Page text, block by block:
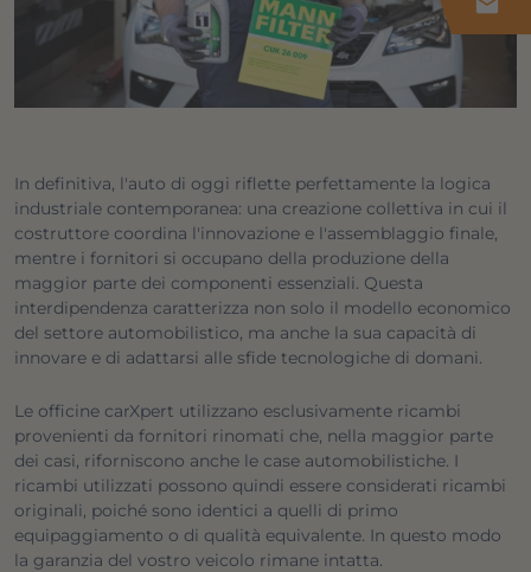
In definitiva, l'auto di oggi riflette perfettamente la logica
industriale contemporanea: una creazione collettiva in cui il
costruttore coordina l'innovazione e l'assemblaggio finale,
mentre i fornitori si occupano della produzione della
maggior parte dei componenti essenziali. Questa
interdipendenza caratterizza non solo il modello economico
del settore automobilistico, ma anche la sua capacità di
innovare e di adattarsi alle sfide tecnologiche di domani.
Le officine carXpert utilizzano esclusivamente ricambi
provenienti da fornitori rinomati che, nella maggior parte
dei casi, riforniscono anche le case automobilistiche. I
ricambi utilizzati possono quindi essere considerati ricambi
originali, poiché sono identici a quelli di primo
equipaggiamento o di qualità equivalente. In questo modo
la garanzia del vostro veicolo rimane intatta.